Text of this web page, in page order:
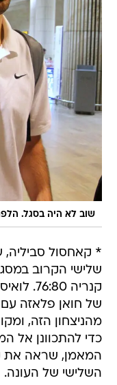
שוב לא היה בסגל.
* קאחסול סביליה,
שלישי הקרוב
קנריה
מהניצחון הזה,
כדי להתכוונן אל
המאמן, שראה את
השלישי של העונה.